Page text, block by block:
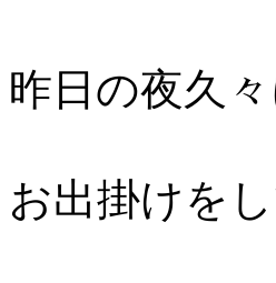
昨日の夜久
お出掛けを